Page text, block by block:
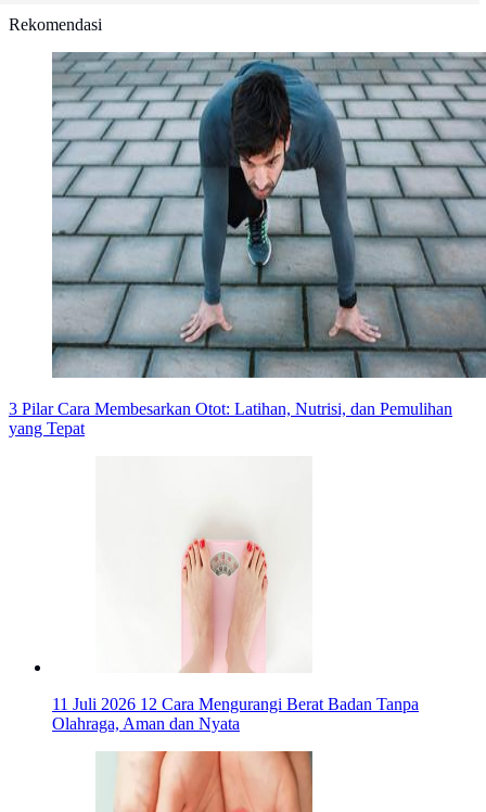
Rekomendasi
3 Pilar Cara Membesarkan Otot: Latihan, Nutrisi, dan Pemulihan
yang Tepat
11 Juli 2026 12 Cara Mengurangi Berat Badan Tanpa
Olahraga, Aman dan Nyata